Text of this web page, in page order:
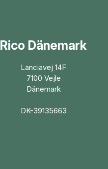
Rico Dänemark
Lanciavej 14F
7100 Vejle
Dänemark
DK-39135663